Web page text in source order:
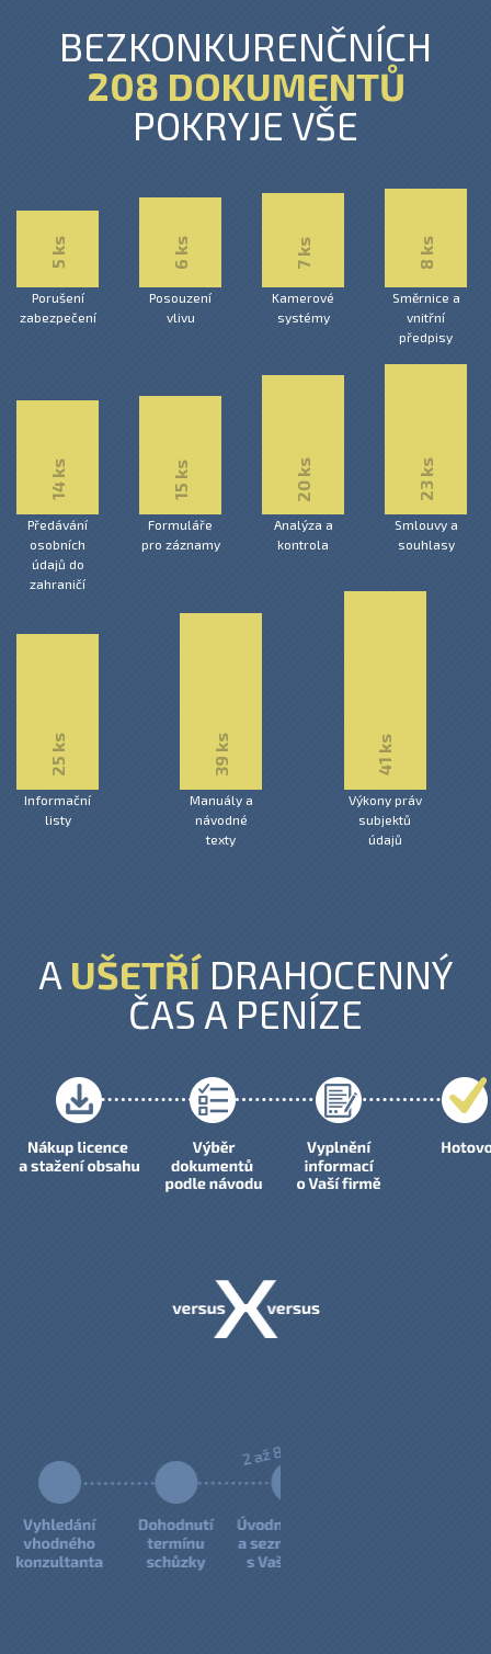
BEZKONKURENČNÍCH
208 DOKUMENTŮ
POKRYJE VŠE
5 ks
Porušení
zabezpečení
6 ks
Posouzení
vlivu
7 ks
Kamerové
systémy
8 ks
Směrnice a
vnitřní
předpisy
14 ks
Předávání
osobních
údajů do
zahraničí
15 ks
Formuláře
pro záznamy
20 ks
Analýza a
kontrola
23 ks
Smlouvy a
souhlasy
25 ks
Informační
listy
39 ks
Manuály a
návodné
texty
41 ks
Výkony práv
subjektů
údajů
A UŠETŘÍDRAHOCENNÝ
ČAS A PENÍZE